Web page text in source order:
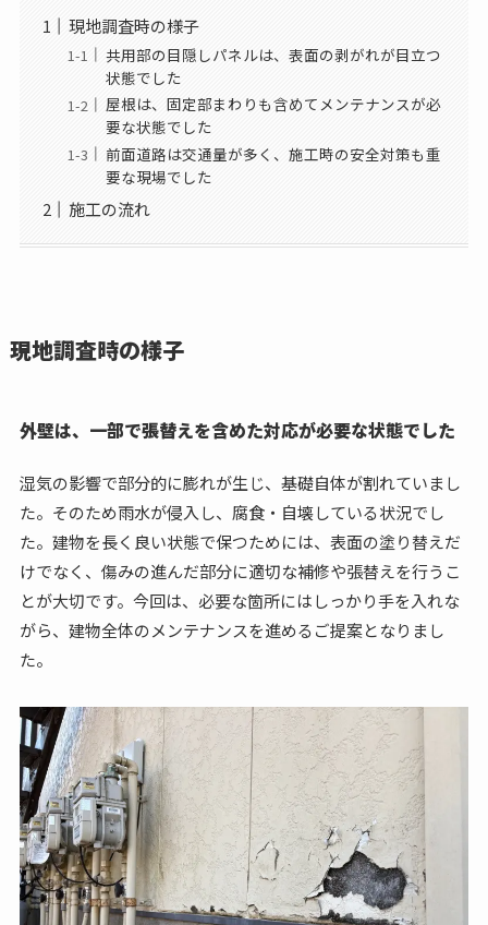
現地調査時の様子
共用部の目隠しパネルは、表面の剥がれが目立つ
状態でした
屋根は、固定部まわりも含めてメンテナンスが必
要な状態でした
前面道路は交通量が多く、施工時の安全対策も重
要な現場でした
施工の流れ
現地調査時の様子
外壁は、一部で張替えを含めた対応が必要な状態でした
湿気の影響で部分的に膨れが生じ、基礎自体が割れていまし
た。そのため雨水が侵入し、腐食・自壊している状況でし
た。建物を長く良い状態で保つためには、表面の塗り替えだ
けでなく、傷みの進んだ部分に適切な補修や張替えを行うこ
とが大切です。今回は、必要な箇所にはしっかり手を入れな
がら、建物全体のメンテナンスを進めるご提案となりまし
た。